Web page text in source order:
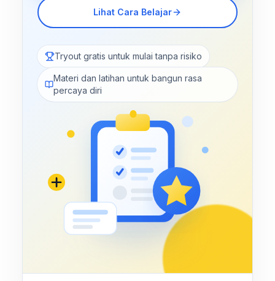
Lihat Cara Belajar
Tryout gratis untuk mulai tanpa risiko
Materi dan latihan untuk bangun rasa
percaya diri